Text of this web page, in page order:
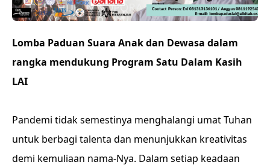
Lomba Paduan Suara Anak dan Dewasa dalam
rangka mendukung Program Satu Dalam Kasih
LAI
Pandemi tidak semestinya menghalangi umat Tuhan
untuk berbagi talenta dan menunjukkan kreativitas
demi kemuliaan nama-Nya. Dalam setiap keadaan